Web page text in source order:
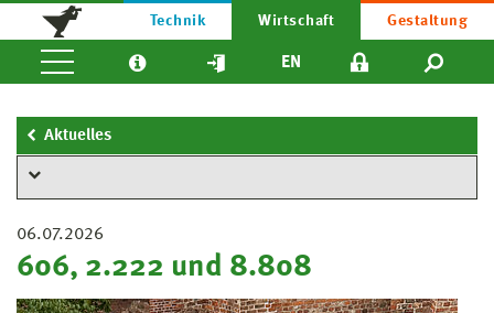
Technik Wirtschaft Gestaltung
EN
Aktuelles
06.07.2026
606, 2.222 und 8.808